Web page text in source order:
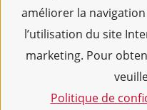
améliorer la
l’utilisation du site
marketing. Pour
Politique de